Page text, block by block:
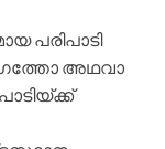
പരിപാടി
അഥവാ